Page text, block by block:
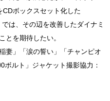
ボックスセット化した
は、その辺を改善したダイナミ
とを期待したい。
妻」「涙の誓い」「チャンピオ
ボルト」ジャケット撮影協力：